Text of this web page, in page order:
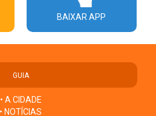
BAIXAR APP
GUIA
• A CIDADE
• NOTÍCIAS